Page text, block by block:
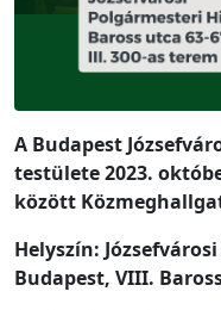
A Budapest
testülete 2023.
között
Helyszín:
Budapest, VIII.